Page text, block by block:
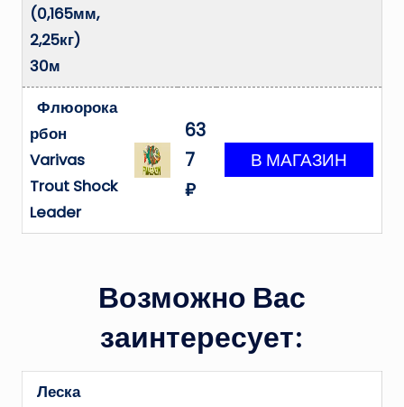
(0,165мм,
2,25кг)
30м
Флюорока
рбон
Varivas
Trout Shock
Leader
63
7
₽
Возможно Вас
заинтересует:
Леска